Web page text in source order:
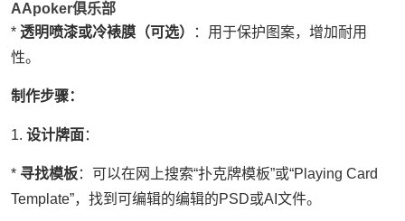
AApoker俱乐部
* 透明喷漆或冷裱膜（可选）
：用于保护图案，增加耐用
性。
制作步骤：
1. 设计牌面：
* 寻找模板：可以在网上搜索“扑克牌模板”或“Playing Card
Template”，找到可编辑的编辑的PSD或AI文件。